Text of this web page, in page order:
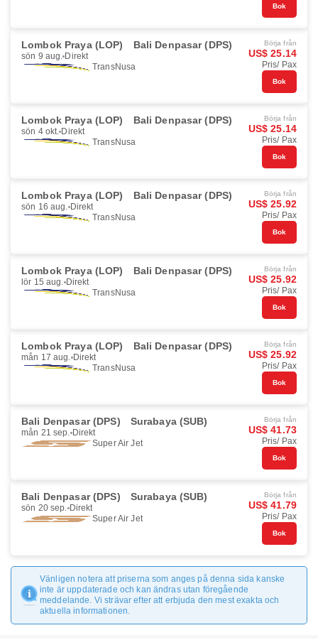
Bok
Lombok Praya (LOP) Bali Denpasar (DPS)
sön 9 aug. Direkt
TransNusa
Börja från
US$ 25.14
Pris/ Pax
Bok
Lombok Praya (LOP) Bali Denpasar (DPS)
sön 4 okt. Direkt
TransNusa
Börja från
US$ 25.14
Pris/ Pax
Bok
Lombok Praya (LOP) Bali Denpasar (DPS)
sön 16 aug. Direkt
TransNusa
Börja från
US$ 25.92
Pris/ Pax
Bok
Lombok Praya (LOP) Bali Denpasar (DPS)
lör 15 aug. Direkt
TransNusa
Börja från
US$ 25.92
Pris/ Pax
Bok
Lombok Praya (LOP) Bali Denpasar (DPS)
mån 17 aug. Direkt
TransNusa
Börja från
US$ 25.92
Pris/ Pax
Bok
Bali Denpasar (DPS) Surabaya (SUB)
mån 21 sep. Direkt
Super Air Jet
Börja från
US$ 41.73
Pris/ Pax
Bok
Bali Denpasar (DPS) Surabaya (SUB)
sön 20 sep. Direkt
Super Air Jet
Börja från
US$ 41.79
Pris/ Pax
Bok
Vänligen notera att priserna som anges på denna sida kanske
inte är uppdaterade och kan ändras utan föregående
meddelande. Vi strävar efter att erbjuda den mest exakta och
aktuella informationen.